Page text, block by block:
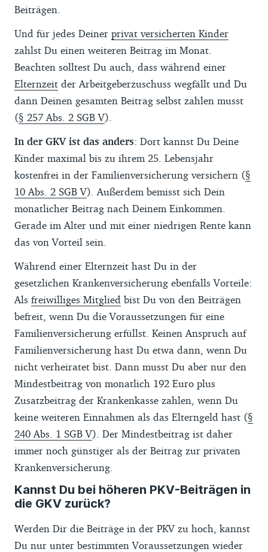
Beiträgen.
Und für jedes Deiner privat versicherten Kinder
zahlst Du einen weiteren Beitrag im Monat.
Beachten solltest Du auch, dass während einer
Elternzeit der Arbeitgeberzuschuss wegfällt und Du
dann Deinen gesamten Beitrag selbst zahlen musst
(§ 257 Abs. 2 SGB V).
In der GKV ist das anders: Dort kannst Du Deine
Kinder maximal bis zu ihrem 25. Lebensjahr
kostenfrei in der Familienversicherung versichern (§
10 Abs. 2 SGB V). Außerdem bemisst sich Dein
monatlicher Beitrag nach Deinem Einkommen.
Gerade im Alter und mit einer niedrigen Rente kann
das von Vorteil sein.
Während einer Elternzeit hast Du in der
gesetzlichen Krankenversicherung ebenfalls Vorteile:
Als freiwilliges Mitglied bist Du von den Beiträgen
befreit, wenn Du die Voraussetzungen für eine
Familienversicherung erfüllst. Keinen Anspruch auf
Familienversicherung hast Du etwa dann, wenn Du
nicht verheiratet bist. Dann musst Du aber nur den
Mindestbeitrag von monatlich 192 Euro plus
Zusatzbeitrag der Krankenkasse zahlen, wenn Du
keine weiteren Einnahmen als das Elterngeld hast (§
240 Abs. 1 SGB V). Der Mindestbeitrag ist daher
immer noch günstiger als der Beitrag zur privaten
Krankenversicherung.
Kannst Du bei höheren PKV-Beiträgen in
die GKV zurück?
Werden Dir die Beiträge in der PKV zu hoch, kannst
Du nur unter bestimmten Voraussetzungen wieder